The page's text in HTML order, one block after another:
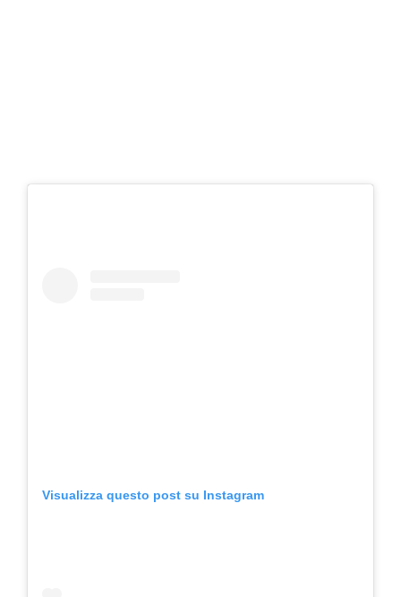
Visualizza questo post su Instagram